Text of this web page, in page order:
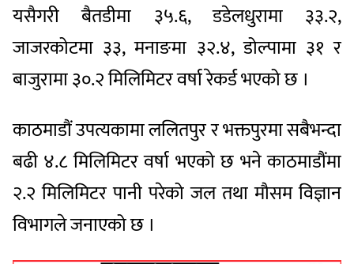
यसैगरी बैतडीमा ३५.६, डडेलधुरामा ३३.२,
जाजरकोटमा ३३, मनाङमा ३२.४, डोल्पामा ३१ र
बाजुरामा ३०.२ मिलिमिटर वर्षा रेकर्ड भएको छ ।
काठमाडौं उपत्यकामा ललितपुर र भक्तपुरमा सबैभन्दा
बढी ४.८ मिलिमिटर वर्षा भएको छ भने काठमाडौंमा
२.२ मिलिमिटर पानी परेको जल तथा मौसम विज्ञान
विभागले जनाएको छ ।